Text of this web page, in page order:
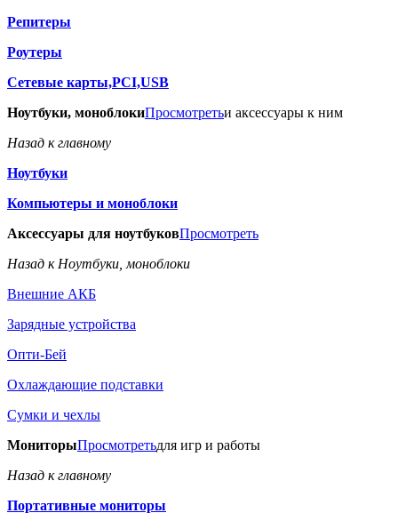
Репитеры
Роутеры
Сетевые карты,PCI,USB
Ноутбуки, моноблокиПросмотретьи аксессуары к ним
Назад к главному
Ноутбуки
Компьютеры и моноблоки
Аксессуары для ноутбуковПросмотреть
Назад к Ноутбуки, моноблоки
Внешние АКБ
Зарядные устройства
Опти-Бей
Охлаждающие подставки
Сумки и чехлы
МониторыПросмотретьдля игр и работы
Назад к главному
Портативные мониторы